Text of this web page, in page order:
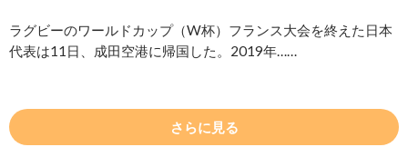
ラグビーのワールドカップ（W杯）フランス大会を終えた日本
代表は11日、成田空港に帰国した。2019年……
さらに見る